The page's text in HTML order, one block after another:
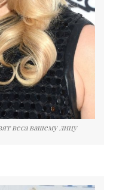
веса вашему лицу